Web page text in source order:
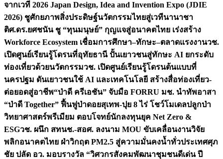
จากเวที 2026 Japan Design, Idea and Invention Expo (JDIE
2026) ชูศักยภาพสิ่งประดิษฐ์นวัตกรรมไทยสู่เวทีนานาชา
ติศ.ดร.ยศชนัน ชู “ทุนมนุษย์” กุญแจสู่อนาคตไทย เร่งสร้าง
Workforce Ecosystem เชื่อมการศึกษา–ทักษะ–ตลาดแรงงานวช.
เปิดศูนย์เรียนรู้โดรนที่อุทัยธานี ปั้นเยาวชนสู่ทักษะ AI ยกระดับ
ท่องเที่ยวด้วยนวัตกรรมวช. เปิดศูนย์เรียนรู้โดรนต้นแบบที่
นครปฐม ดันเยาวชนใช้ AI และเทคโนโลยี สร้างสื่อท่องเที่ยว-
ต่อยอดสู่อาชีพ“ป่าดี ครีเอชัน” จับมือ FORRU มช. นำทัพอาสา
“ป่าดี Together” ฟื้นฟูป่าดอยสุเทพ-ปุย 8 ไร่ โชว์โมเดลปลูกป่า
วิทยาศาสตร์พรีเมียม ตอบโจทย์นักลงทุนยุค Net Zero &
ESGวช. ผนึก สทนช.-สอศ. ลงนาม MOU ขับเคลื่อนงานวิจัย
พลิกอนาคตไทย ฝ่าวิกฤต PM2.5 สู่ความมั่นคงน้ำทั่วประเทศศุภ
ชัย ปลัด อว. มอบรางวัล “วิศวกรสังคมพัฒนาชุมชนดีเด่น ปี